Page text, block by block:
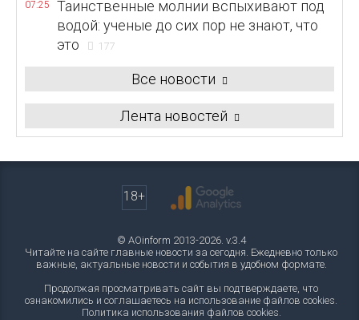
07:25
Таинственные молнии вспыхивают под
водой: ученые до сих пор не знают, что
это
177
Все новости
Лента новостей
18+
© AOinform 2013-2026. v.3.4
Читайте на сайте главные новости за сегодня. Ежедневно только
важные, актуальные новости и события в удобном формате.
Продолжая просматривать сайт вы подтверждаете, что
ознакомились и соглашаетесь на использование файлов cookies.
Политика использования файлов cookies.